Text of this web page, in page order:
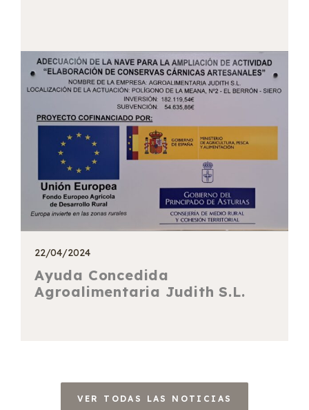
22/04/2024
Ayuda Concedida
Agroalimentaria Judith S.L.
VER TODAS LAS NOTICIAS